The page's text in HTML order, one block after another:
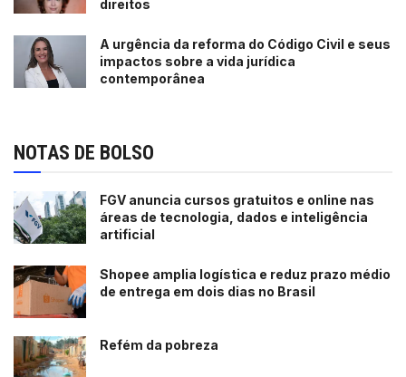
Leia também:Com fluxo diário de 150 mil veículos, Ponte
Rio-Niterói faz 50 anos nesta segunda
direitos
A urgência da reforma do Código Civil e seus
impactos sobre a vida jurídica
contemporânea
NOTAS DE BOLSO
FGV anuncia cursos gratuitos e online nas
áreas de tecnologia, dados e inteligência
artificial
Shopee amplia logística e reduz prazo médio
de entrega em dois dias no Brasil
Refém da pobreza